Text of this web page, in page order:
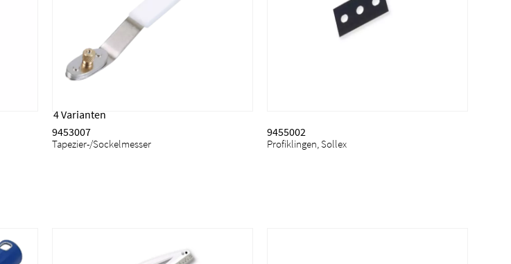
Tapezier-/Sockelmesser
9453007
4 Varianten
Profiklingen, Sollex
9455002